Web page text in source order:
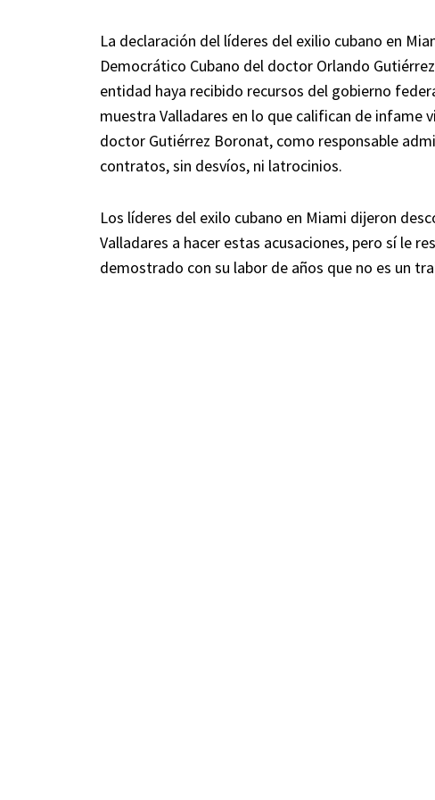
La declaración del líderes del exilio cubano en
Democrático Cubano del doctor Orlando
entidad haya recibido recursos del gobierno
muestra Valladares en lo que califican de infame
doctor Gutiérrez Boronat, como responsable
contratos, sin desvíos, ni latrocinios.
Los líderes del exilo cubano en Miami dijeron
Valladares a hacer estas acusaciones, pero sí le
demostrado con su labor de años que no es un